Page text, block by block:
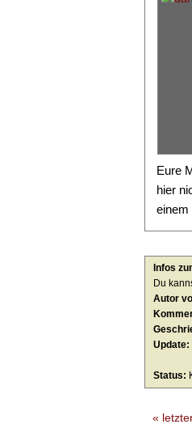
Eure
hier
einem
Infos
Du
Autor
Update:
Status:
«